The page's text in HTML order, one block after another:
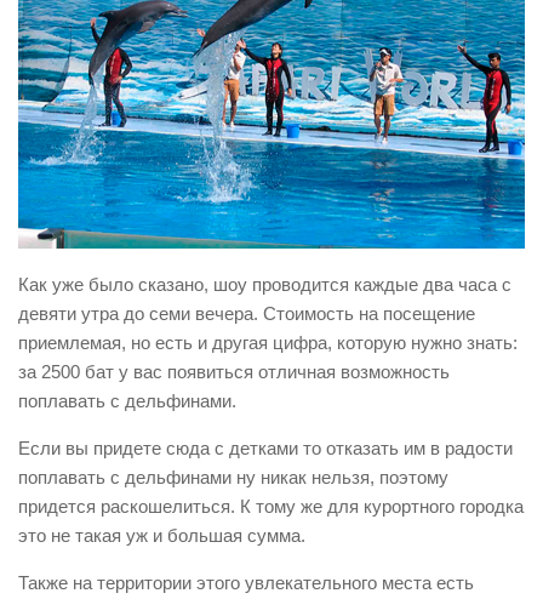
Как уже было сказано, шоу проводится каждые два часа с
девяти утра до семи вечера. Стоимость на посещение
приемлемая, но есть и другая цифра, которую нужно знать:
за 2500 бат у вас появиться отличная возможность
поплавать с дельфинами.
Если вы придете сюда с детками то отказать им в радости
поплавать с дельфинами ну никак нельзя, поэтому
придется раскошелиться. К тому же для курортного городка
это не такая уж и большая сумма.
Также на территории этого увлекательного места есть